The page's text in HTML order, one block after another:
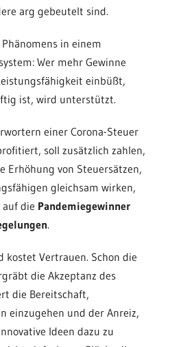
arg gebeutelt sind.
in einem
Wer mehr Gewinne
einbüßt,
ist, wird unterstützt.
einer Corona-Steuer
soll zusätzlich zahlen,
Erhöhung von Steuersätzen,
gleichsam wirken,
die Pandemiegewinner
.
kostet Vertrauen. Schon die
die Akzeptanz des
die Bereitschaft,
einzugehen und der Anreiz,
Ideen dazu zu